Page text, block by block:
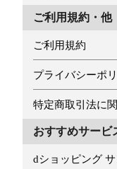
ご利用規約・他
ご利用規約
プライバシーポ
特定商取引法に
おすすめサービ
dショッピング